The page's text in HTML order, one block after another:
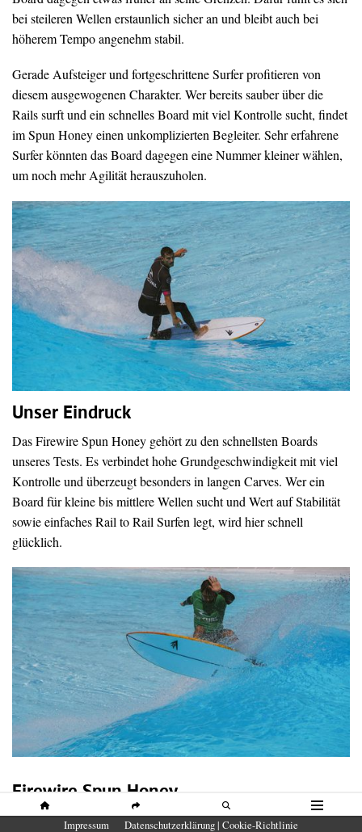
SHARE SUCHE
bei steileren Wellen erstaunlich sicher an und bleibt auch bei
höherem Tempo angenehm stabil.
Gerade Aufsteiger und fortgeschrittene Surfer profitieren von
diesem ausgewogenen Charakter. Wer bereits sauber über die
Rails surft und ein schnelles Board mit viel Kontrolle sucht, findet
im Spun Honey einen unkomplizierten Begleiter. Sehr erfahrene
Surfer könnten das Board dagegen eine Nummer kleiner wählen,
um noch mehr Agilität herauszuholen.
Unser Eindruck
Das Firewire Spun Honey gehört zu den schnellsten Boards
unseres Tests. Es verbindet hohe Grundgeschwindigkeit mit viel
Kontrolle und überzeugt besonders in langen Carves. Wer ein
Board für kleine bis mittlere Wellen sucht und Wert auf Stabilität
sowie einfaches Rail to Rail Surfen legt, wird hier schnell
glücklich.
Firewire Spun Honey
Impressum Datenschutzerklärung | Cookie-Richtlinie